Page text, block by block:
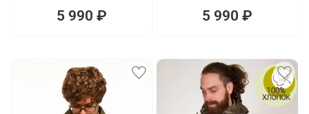
5 990 ₽ 5 990 ₽